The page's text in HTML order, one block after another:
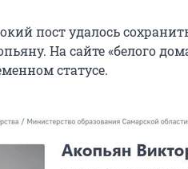
пост удалось
На сайте «белого
статусе.